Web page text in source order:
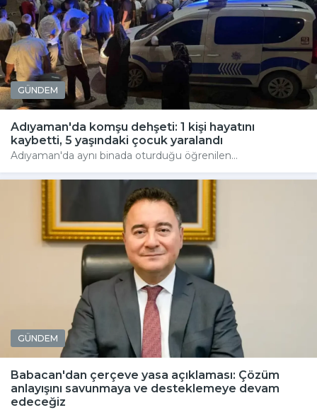
GÜNDEM
Adıyaman'da komşu dehşeti: 1 kişi hayatını
kaybetti, 5 yaşındaki çocuk yaralandı
Adıyaman'da aynı binada oturduğu öğrenilen...
GÜNDEM
Babacan'dan çerçeve yasa açıklaması: Çözüm
anlayışını savunmaya ve desteklemeye devam
edeceğiz